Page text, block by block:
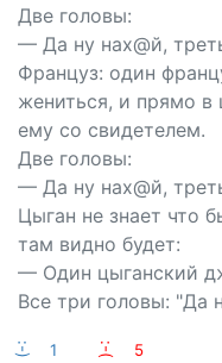
Две головы:
— Да ну нах@й,
Француз: один
жениться, и прямо в
ему со свидетелем.
Две головы:
— Да ну нах@й,
Цыган не знает что
там видно будет:
— Один цыганский
Все три головы: "Да
:-) 1 :-( 5